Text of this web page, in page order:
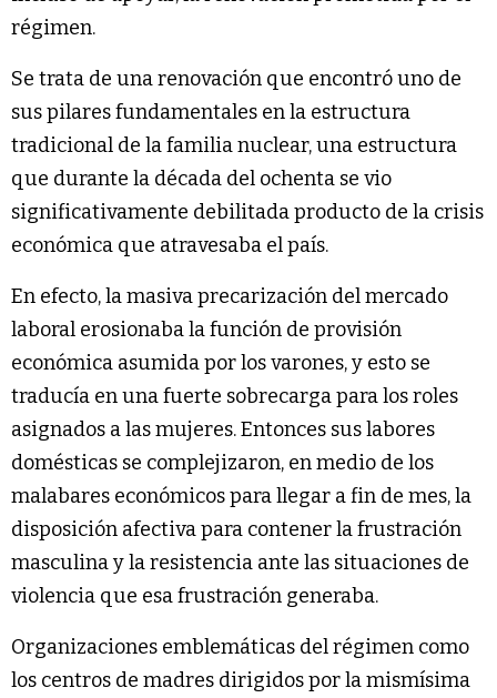
régimen.
Se trata de una renovación que encontró uno de
sus pilares fundamentales en la estructura
tradicional de la familia nuclear, una estructura
que durante la década del ochenta se vio
significativamente debilitada producto de la crisis
económica que atravesaba el país.
En efecto, la masiva precarización del mercado
laboral erosionaba la función de provisión
económica asumida por los varones, y esto se
traducía en una fuerte sobrecarga para los roles
asignados a las mujeres. Entonces sus labores
domésticas se complejizaron, en medio de los
malabares económicos para llegar a fin de mes, la
disposición afectiva para contener la frustración
masculina y la resistencia ante las situaciones de
violencia que esa frustración generaba.
Organizaciones emblemáticas del régimen como
los centros de madres dirigidos por la mismísima